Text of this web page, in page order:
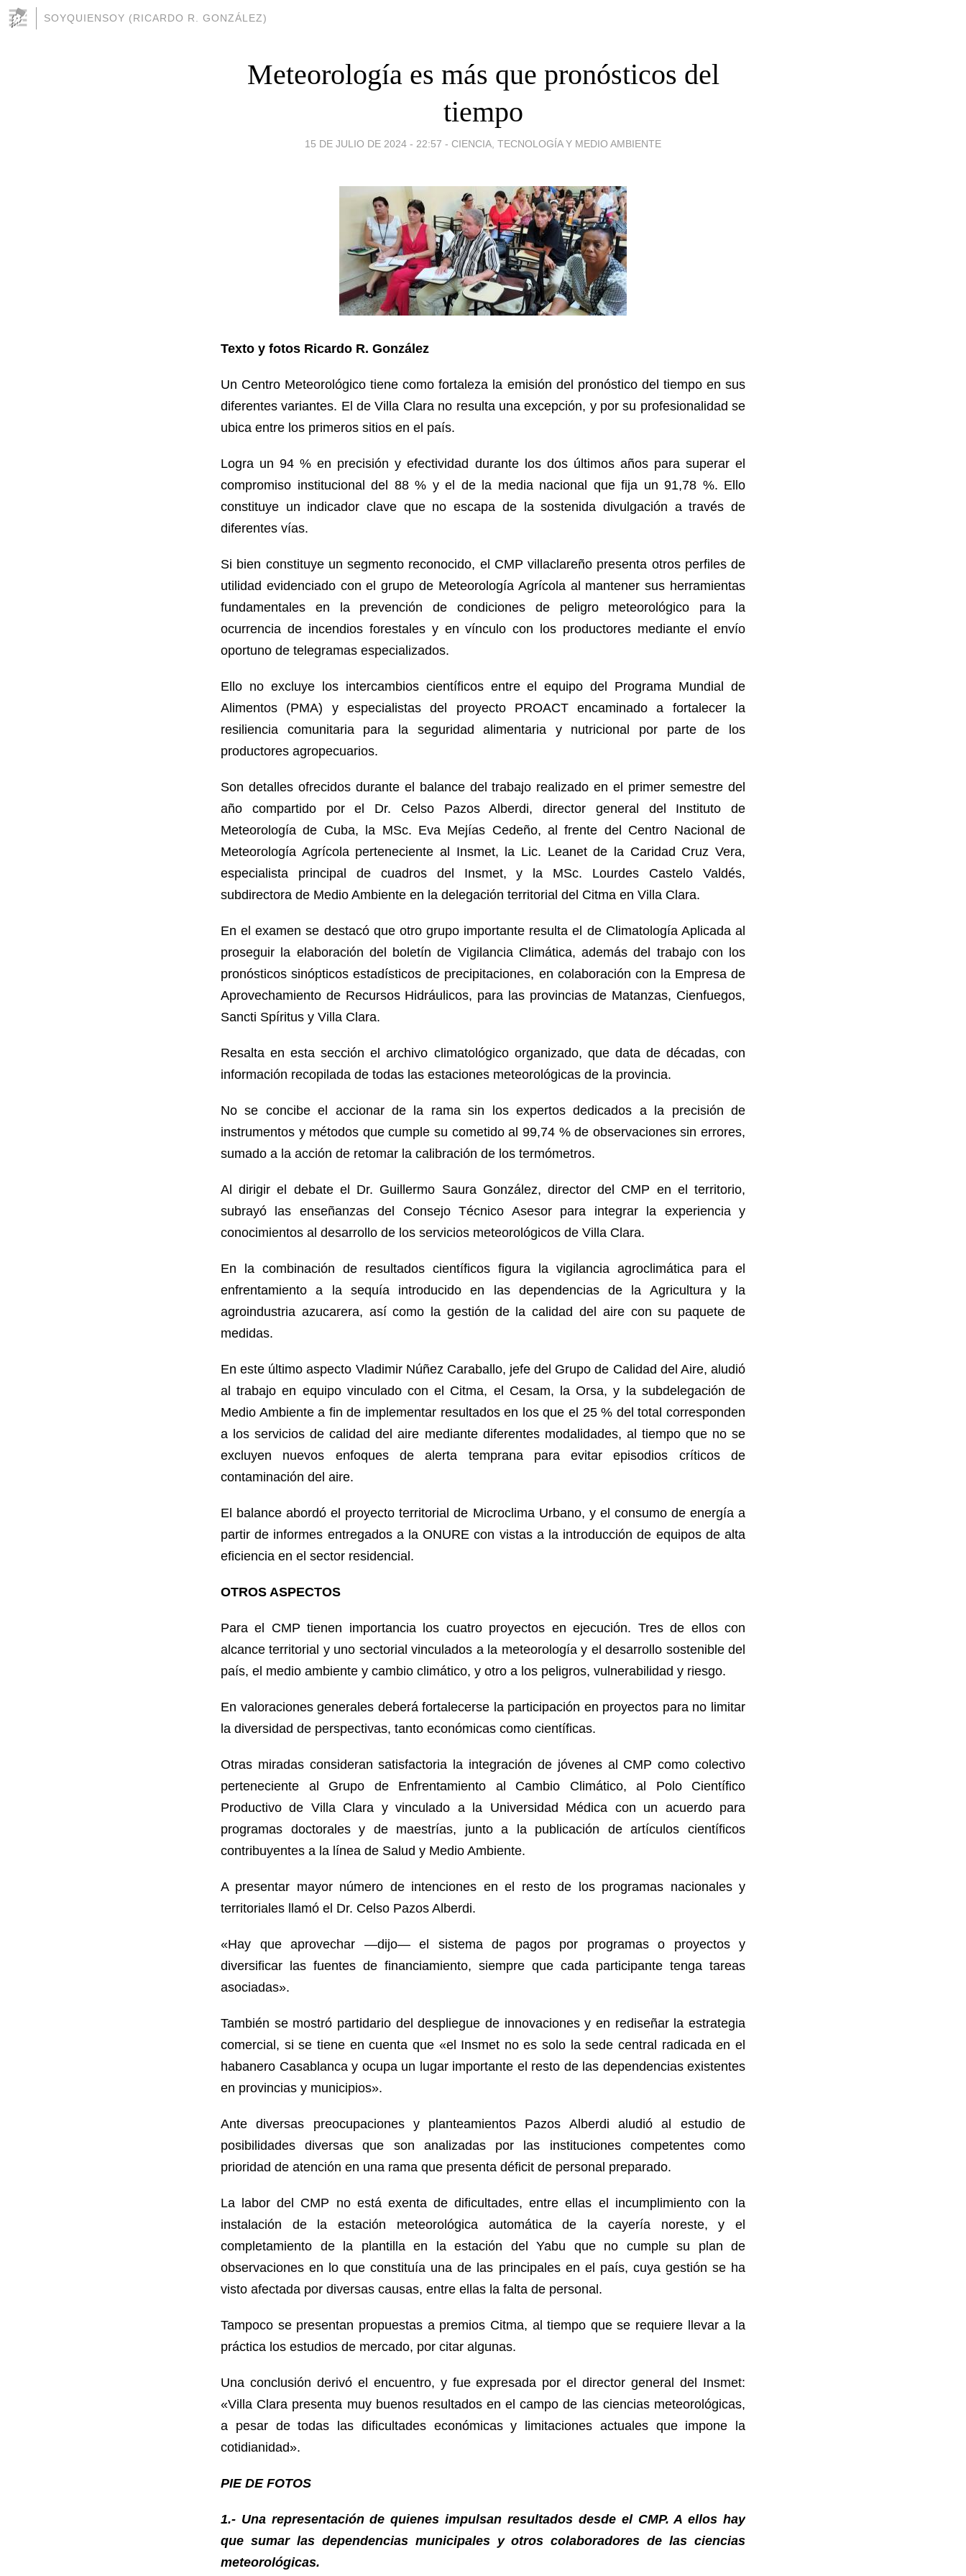
SOYQUIENSOY (RICARDO R. GONZÁLEZ)
Meteorología es más que pronósticos del
tiempo
15 DE JULIO DE 2024 - 22:57 - CIENCIA, TECNOLOGÍA Y MEDIO AMBIENTE
Texto y fotos Ricardo R. González
Un Centro Meteorológico tiene como fortaleza la emisión del pronóstico del tiempo en sus
diferentes variantes. El de Villa Clara no resulta una excepción, y por su profesionalidad se
ubica entre los primeros sitios en el país.
Logra un 94 % en precisión y efectividad durante los dos últimos años para superar el
compromiso institucional del 88 % y el de la media nacional que fija un 91,78 %. Ello
constituye un indicador clave que no escapa de la sostenida divulgación a través de
diferentes vías.
Si bien constituye un segmento reconocido, el CMP villaclareño presenta otros perfiles de
utilidad evidenciado con el grupo de Meteorología Agrícola al mantener sus herramientas
fundamentales en la prevención de condiciones de peligro meteorológico para la
ocurrencia de incendios forestales y en vínculo con los productores mediante el envío
oportuno de telegramas especializados.
Ello no excluye los intercambios científicos entre el equipo del Programa Mundial de
Alimentos (PMA) y especialistas del proyecto PROACT encaminado a fortalecer la
resiliencia comunitaria para la seguridad alimentaria y nutricional por parte de los
productores agropecuarios.
Son detalles ofrecidos durante el balance del trabajo realizado en el primer semestre del
año compartido por el Dr. Celso Pazos Alberdi, director general del Instituto de
Meteorología de Cuba, la MSc. Eva Mejías Cedeño, al frente del Centro Nacional de
Meteorología Agrícola perteneciente al Insmet, la Lic. Leanet de la Caridad Cruz Vera,
especialista principal de cuadros del Insmet, y la MSc. Lourdes Castelo Valdés,
subdirectora de Medio Ambiente en la delegación territorial del Citma en Villa Clara.
En el examen se destacó que otro grupo importante resulta el de Climatología Aplicada al
proseguir la elaboración del boletín de Vigilancia Climática, además del trabajo con los
pronósticos sinópticos estadísticos de precipitaciones, en colaboración con la Empresa de
Aprovechamiento de Recursos Hidráulicos, para las provincias de Matanzas, Cienfuegos,
Sancti Spíritus y Villa Clara.
Resalta en esta sección el archivo climatológico organizado, que data de décadas, con
información recopilada de todas las estaciones meteorológicas de la provincia.
No se concibe el accionar de la rama sin los expertos dedicados a la precisión de
instrumentos y métodos que cumple su cometido al 99,74 % de observaciones sin errores,
sumado a la acción de retomar la calibración de los termómetros.
Al dirigir el debate el Dr. Guillermo Saura González, director del CMP en el territorio,
subrayó las enseñanzas del Consejo Técnico Asesor para integrar la experiencia y
conocimientos al desarrollo de los servicios meteorológicos de Villa Clara.
En la combinación de resultados científicos figura la vigilancia agroclimática para el
enfrentamiento a la sequía introducido en las dependencias de la Agricultura y la
agroindustria azucarera, así como la gestión de la calidad del aire con su paquete de
medidas.
En este último aspecto Vladimir Núñez Caraballo, jefe del Grupo de Calidad del Aire, aludió
al trabajo en equipo vinculado con el Citma, el Cesam, la Orsa, y la subdelegación de
Medio Ambiente a fin de implementar resultados en los que el 25 % del total corresponden
a los servicios de calidad del aire mediante diferentes modalidades, al tiempo que no se
excluyen nuevos enfoques de alerta temprana para evitar episodios críticos de
contaminación del aire.
El balance abordó el proyecto territorial de Microclima Urbano, y el consumo de energía a
partir de informes entregados a la ONURE con vistas a la introducción de equipos de alta
eficiencia en el sector residencial.
OTROS ASPECTOS
Para el CMP tienen importancia los cuatro proyectos en ejecución. Tres de ellos con
alcance territorial y uno sectorial vinculados a la meteorología y el desarrollo sostenible del
país, el medio ambiente y cambio climático, y otro a los peligros, vulnerabilidad y riesgo.
En valoraciones generales deberá fortalecerse la participación en proyectos para no limitar
la diversidad de perspectivas, tanto económicas como científicas.
Otras miradas consideran satisfactoria la integración de jóvenes al CMP como colectivo
perteneciente al Grupo de Enfrentamiento al Cambio Climático, al Polo Científico
Productivo de Villa Clara y vinculado a la Universidad Médica con un acuerdo para
programas doctorales y de maestrías, junto a la publicación de artículos científicos
contribuyentes a la línea de Salud y Medio Ambiente.
A presentar mayor número de intenciones en el resto de los programas nacionales y
territoriales llamó el Dr. Celso Pazos Alberdi.
«Hay que aprovechar —dijo— el sistema de pagos por programas o proyectos y
diversificar las fuentes de financiamiento, siempre que cada participante tenga tareas
asociadas».
También se mostró partidario del despliegue de innovaciones y en rediseñar la estrategia
comercial, si se tiene en cuenta que «el Insmet no es solo la sede central radicada en el
habanero Casablanca y ocupa un lugar importante el resto de las dependencias existentes
en provincias y municipios».
Ante diversas preocupaciones y planteamientos Pazos Alberdi aludió al estudio de
posibilidades diversas que son analizadas por las instituciones competentes como
prioridad de atención en una rama que presenta déficit de personal preparado.
La labor del CMP no está exenta de dificultades, entre ellas el incumplimiento con la
instalación de la estación meteorológica automática de la cayería noreste, y el
completamiento de la plantilla en la estación del Yabu que no cumple su plan de
observaciones en lo que constituía una de las principales en el país, cuya gestión se ha
visto afectada por diversas causas, entre ellas la falta de personal.
Tampoco se presentan propuestas a premios Citma, al tiempo que se requiere llevar a la
práctica los estudios de mercado, por citar algunas.
Una conclusión derivó el encuentro, y fue expresada por el director general del Insmet:
«Villa Clara presenta muy buenos resultados en el campo de las ciencias meteorológicas,
a pesar de todas las dificultades económicas y limitaciones actuales que impone la
cotidianidad».
PIE DE FOTOS
1.- Una representación de quienes impulsan resultados desde el CMP. A ellos hay
que sumar las dependencias municipales y otros colaboradores de las ciencias
meteorológicas.